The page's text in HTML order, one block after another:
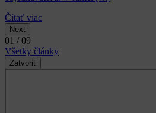
Názov projektu: Smart City San Diego
Intelligent Solutions pod vedením
Qualcomm Obdobie realizácie: 2000
Zadanie projektu: Podpora a pomoc pri
Diego Smart City Riešenie projektu:
mestskej mobility – počítanie osôb,